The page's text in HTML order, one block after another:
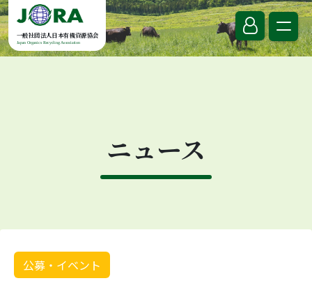
Skip to content
一般社団法人日本有機資源協会
Japan Organics Recycling Association
ニュース
公募・イベント